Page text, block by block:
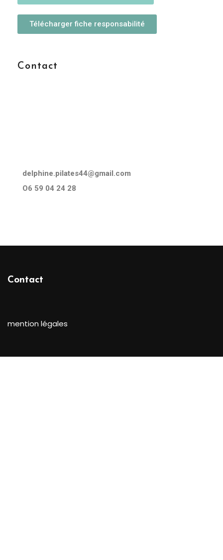
Télécharger fiche responsabilité
Contact
delphine.pilates44@gmail.com
O6 59 04 24 28
Contact
mention légales